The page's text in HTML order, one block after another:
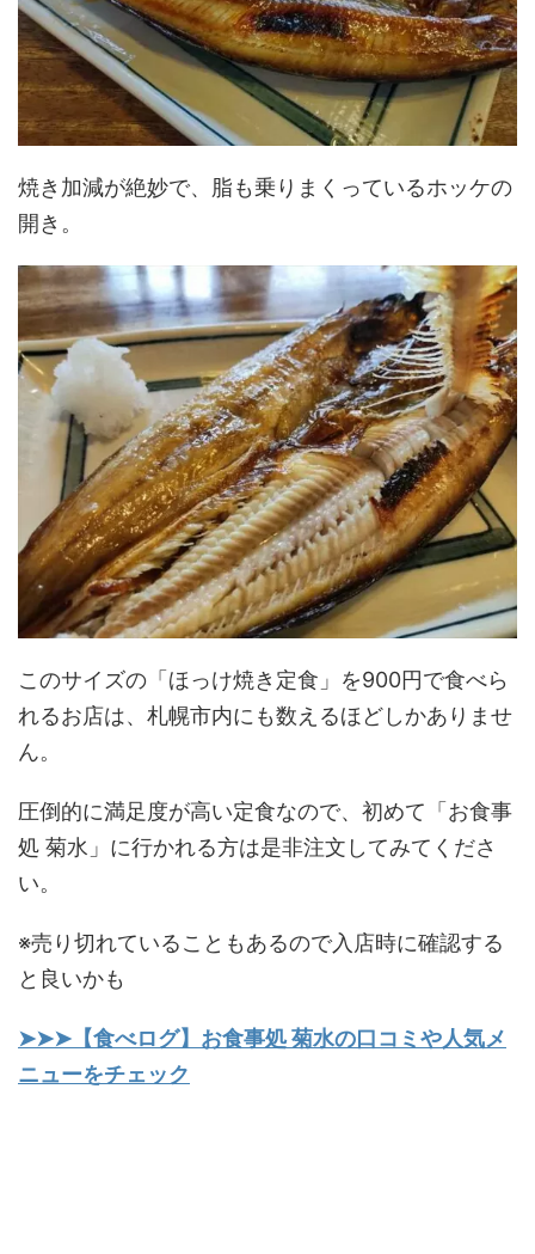
焼き加減が絶妙で、脂も乗りまくっているホッケの
開き。
このサイズの「ほっけ焼き定食」を900円で食べら
れるお店は、札幌市内にも数えるほどしかありませ
ん。
圧倒的に満足度が高い定食なので、初めて「お食事
処 菊水」に行かれる方は是非注文してみてくださ
い。
※売り切れていることもあるので入店時に確認する
と良いかも
➤➤➤【食べログ】お食事処 菊水の口コミや人気メ
ニューをチェック